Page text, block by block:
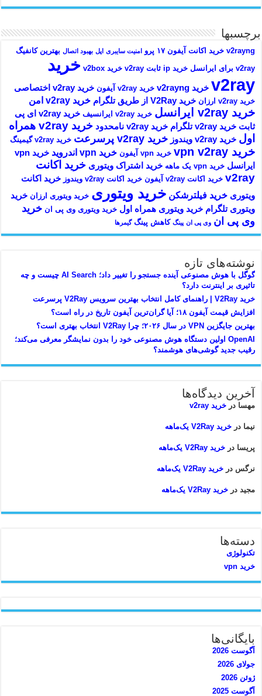
برچسبها
v2rayng خرید اکانت آیفون ۱۷ پرو امنیت سایبری اپل بهبود اتصال بهترین کانفیگ
v2ray برای ایرانسل
خرید ip ثابت v2ray خرید v2box
خرید
v2ray خرید v2rayng خرید v2ray آیفون خرید v2ray اختصاصی
خرید v2ray ارزان خرید V2Ray از طریق تلگرام خرید v2ray امن
خرید v2ray ایرانسل خرید v2ray ایرانسیف
خرید v2ray ای پی
ثابت خرید v2ray تلگرام خرید v2ray نامحدود
خرید v2ray همراه
اول خرید v2ray ویندوز خرید v2ray پرسرعت خرید v2ray گیمینگ
خرید vpn v2ray خرید vpn آیفون خرید vpn اندروید
خرید vpn
ایرانسل خرید vpn یک ماهه خرید اشتراک ویتوری خرید اکانت
v2ray خرید اکانت v2ray آیفون خرید اکانت v2ray ویندوز
خرید اکانت
ویتوری خرید فیلترشکن خرید ویتوری خرید ویتوری ارزان خرید
ویتوری تلگرام خرید ویتوری همراه اول خرید ویتوری وی پی ان خرید
وی پی ان وی پی ان پینگ کاهش پینگ گیمرها
نوشته‌های تازه
گوگل با هوش مصنوعی آینده جستجو را تغییر داد؛ AI Search چیست و چه
تاثیری بر اینترنت دارد؟
خرید V2Ray | راهنمای کامل انتخاب بهترین سرویس V2Ray پرسرعت
افزایش قیمت آیفون ۱۸؛ آیا گران‌ترین آیفون تاریخ در راه است؟
بهترین جایگزین VPN در سال ۲۰۲۶؛ چرا V2Ray انتخاب بهتری است؟
OpenAI اولین دستگاه هوش مصنوعی خود را بدون نمایشگر معرفی می‌کند؛
رقیب جدید گوشی‌های هوشمند؟
آخرین دیدگاه‌ها
مهسا درخرید v2ray
نیما درخرید V2Ray یک‌ماهه
پریسا درخرید V2Ray یک‌ماهه
نرگس درخرید V2Ray یک‌ماهه
مجید درخرید V2Ray یک‌ماهه
دسته‌ها
تکنولوژی
خرید vpn
بایگانی‌ها
آگوست 2026
جولای 2026
ژوئن 2026
آگوست 2025